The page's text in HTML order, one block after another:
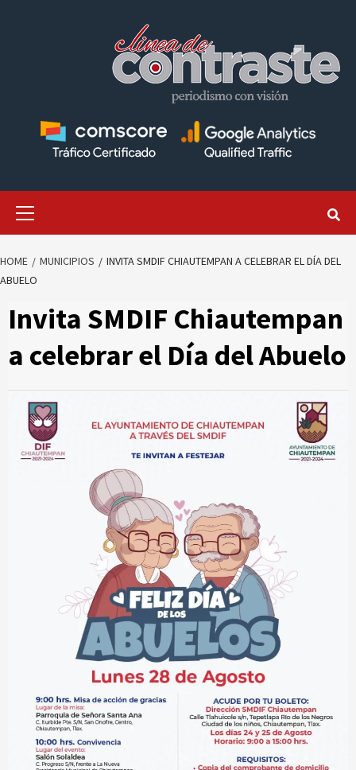
HOME MUNICIPIOS
INVITA SMDIF CHIAUTEMPAN A CELEBRAR EL DÍA DEL
ABUELO
Invita SMDIF Chiautempan
a celebrar el Día del Abuelo